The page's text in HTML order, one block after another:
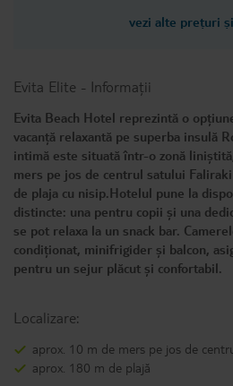
vezi alte prețuri
Evita Elite - Informații
Evita Beach Hotel reprezintă o
vacanță relaxantă pe superba insulă
intimă este situată într-o zonă
mers pe jos de centrul satului
de plaja cu nisip.Hotelul pune la
distincte: una pentru copii și una
se pot relaxa la un snack bar.
condiționat, minifrigider și balcon,
pentru un sejur plăcut și confortabil.
Localizare:
aprox. 10 m de mers pe jos de
aprox. 180 m de plajă